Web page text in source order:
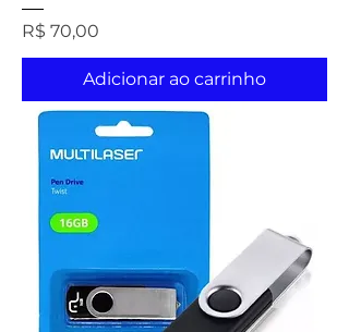
Preço
R$ 70,00
Adicionar ao carrinho